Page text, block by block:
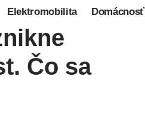
Elektromobilita Domácnosť
Čo sa